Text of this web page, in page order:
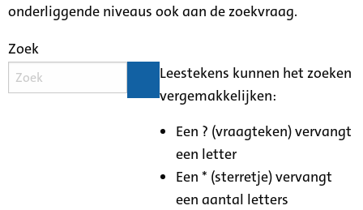
onderliggende niveaus ook aan de zoekvraag.
Zoek
Leestekens kunnen het zoeken
vergemakkelijken:
Een ? (vraagteken) vervangt
een letter
Een * (sterretje) vervangt
een aantal letters